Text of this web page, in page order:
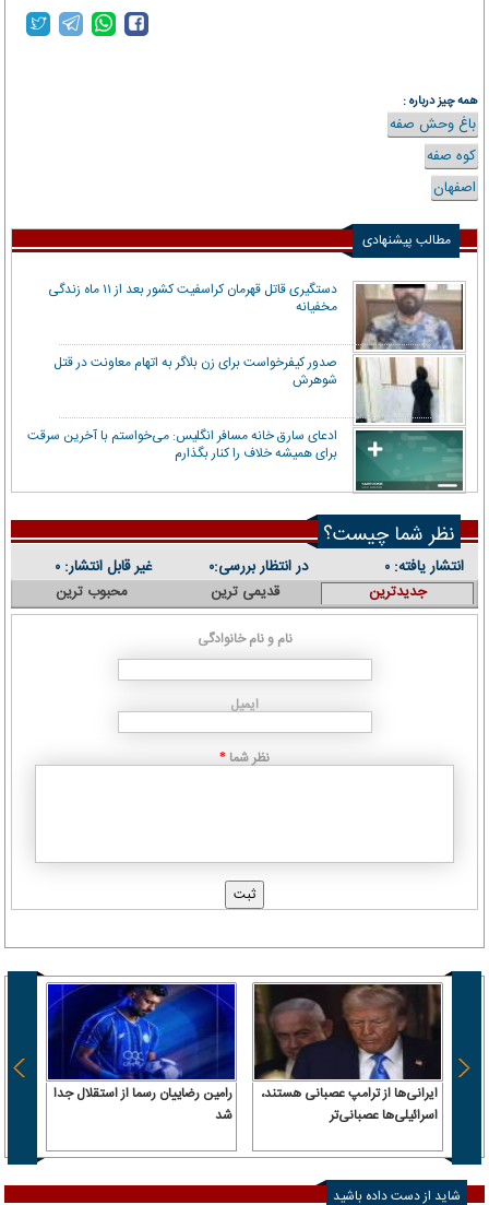
همه چیز درباره :
باغ وحش صفه
کوه صفه
اصفهان
مطالب پیشنهادی
دستگیری قاتل قهرمان کراسفیت کشور بعد از ۱۱ ماه زندگی
مخفیانه
صدور کیفرخواست برای زن بلاگر به اتهام معاونت در قتل
شوهرش
ادعای سارق خانه مسافر انگلیس: می‌خواستم با آخرین سرقت
برای همیشه خلاف را کنار بگذارم
نظر شما چیست؟
انتشار یافته: ۰ در انتظار بررسی:۰ غیر قابل انتشار: ۰
جدیدترین قدیمی ترین محبوب ترین
نام و نام خانوادگی
ایمیل
نظر شما *
ایرانی‌ها از ترامپ عصبانی هستند،
اسرائیلی‌ها عصبانی‌تر
رامین رضاییان رسما از استقلال جدا
شد
شاید از دست داده باشید